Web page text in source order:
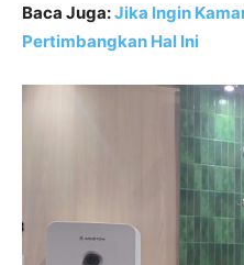
Baca Juga:Jika Ingin
Pertimbangkan Hal Ini